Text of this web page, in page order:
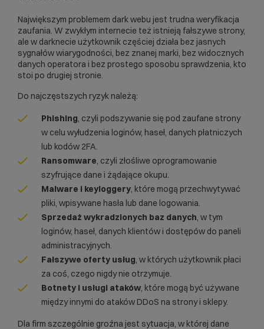
Największym problemem dark webu jest trudna weryfikacja
zaufania. W zwykłym internecie też istnieją fałszywe strony,
ale w darknecie użytkownik częściej działa bez jasnych
sygnałów wiarygodności, bez znanej marki, bez widocznych
danych operatora i bez prostego sposobu sprawdzenia, kto
stoi po drugiej stronie.
Do najczęstszych ryzyk należą:
Phishing, czyli podszywanie się pod zaufane strony
w celu wyłudzenia loginów, haseł, danych płatniczych
lub kodów 2FA.
Ransomware, czyli złośliwe oprogramowanie
szyfrujące dane i żądające okupu.
Malware i keyloggery, które mogą przechwytywać
pliki, wpisywane hasła lub dane logowania.
Sprzedaż wykradzionych baz danych, w tym
loginów, haseł, danych klientów i dostępów do paneli
administracyjnych.
Fałszywe oferty usług, w których użytkownik płaci
za coś, czego nigdy nie otrzymuje.
Botnety i usługi ataków, które mogą być używane
między innymi do ataków DDoS na strony i sklepy.
Dla firm szczególnie groźna jest sytuacja, w której dane